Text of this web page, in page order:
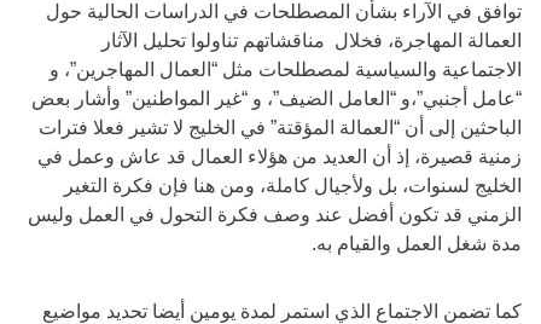
توافق في الآراء بشأن المصطلحات في الدراسات الحالية حول
العمالة المهاجرة، فخلال مناقشاتهم تناولوا تحليل الآثار
الاجتماعية والسياسية لمصطلحات مثل “العمال المهاجرين”، و
“عامل أجنبي”،و “العامل الضيف”، و “غير المواطنين” وأشار بعض
الباحثين إلى أن “العمالة المؤقتة” في الخليج لا تشير فعلا فترات
زمنية قصيرة، إذ أن العديد من هؤلاء العمال قد عاش وعمل في
الخليج لسنوات، بل ولأجيال كاملة، ومن هنا فإن فكرة التغير
الزمني قد تكون أفضل عند وصف فكرة التحول في العمل وليس
مدة شغل العمل والقيام به.
كما تضمن الاجتماع الذي استمر لمدة يومين أيضا تحديد مواضيع